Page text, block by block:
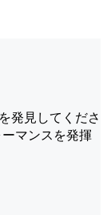
発見してくださ
マンスを発揮